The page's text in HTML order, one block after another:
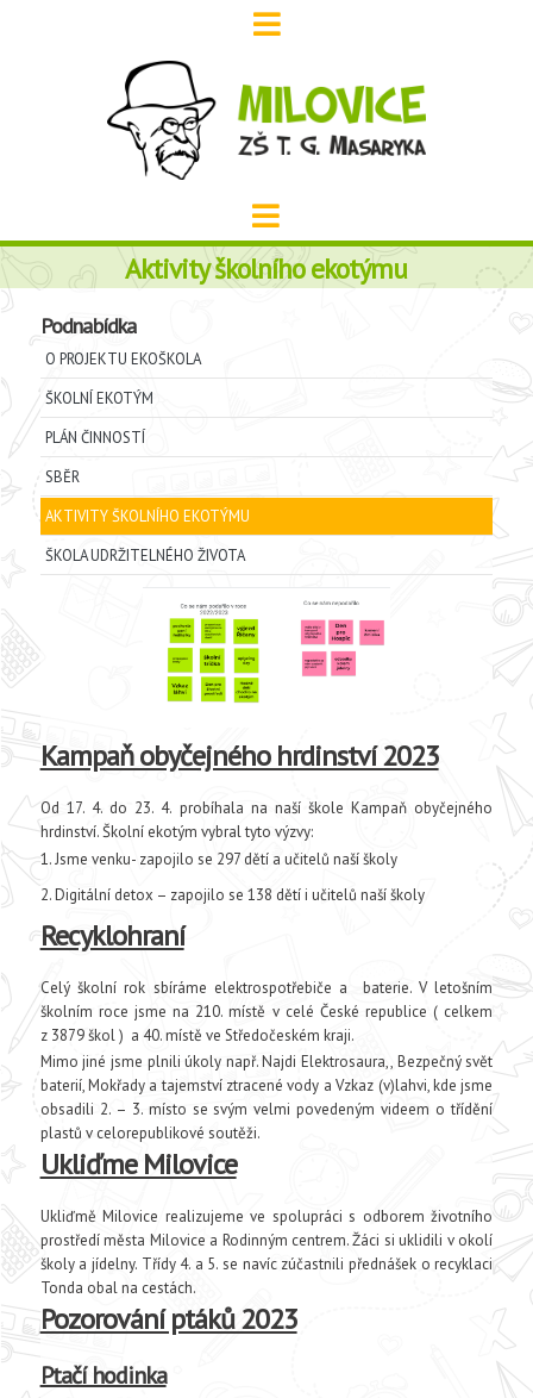
Aktivity školního ekotýmu
Podnabídka
O PROJEKTU EKOŠKOLA
ŠKOLNÍ EKOTÝM
PLÁN ČINNOSTÍ
SBĚR
AKTIVITY ŠKOLNÍHO EKOTÝMU
ŠKOLA UDRŽITELNÉHO ŽIVOTA
Kampaň obyčejného hrdinství 2023
Od 17. 4. do 23. 4. probíhala na naší škole Kampaň obyčejného
hrdinství. Školní ekotým vybral tyto výzvy:
Jsme venku- zapojilo se 297 dětí a učitelů naší školy
Digitální detox – zapojilo se 138 dětí i učitelů naší školy
Recyklohraní
Celý školní rok sbíráme elektrospotřebiče a baterie. V letošním
školním roce jsme na 210. místě v celé České republice ( celkem
z 3879 škol ) a 40. místě ve Středočeském kraji.
Mimo jiné jsme plnili úkoly např. Najdi Elektrosaura,, Bezpečný svět
baterií, Mokřady a tajemství ztracené vody a Vzkaz (v)lahvi, kde jsme
obsadili 2. – 3. místo se svým velmi povedeným videem o třídění
plastů v celorepublikové soutěži.
Ukliďme Milovice
Ukliďmě Milovice realizujeme ve spolupráci s odborem životního
prostředí města Milovice a Rodinným centrem. Žáci si uklidili v okolí
školy a jídelny. Třídy 4. a 5. se navíc zúčastnili přednášek o recyklaci
Tonda obal na cestách.
Pozorování ptáků 2023
Ptačí hodinka